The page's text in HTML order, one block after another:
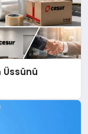
Üssünü